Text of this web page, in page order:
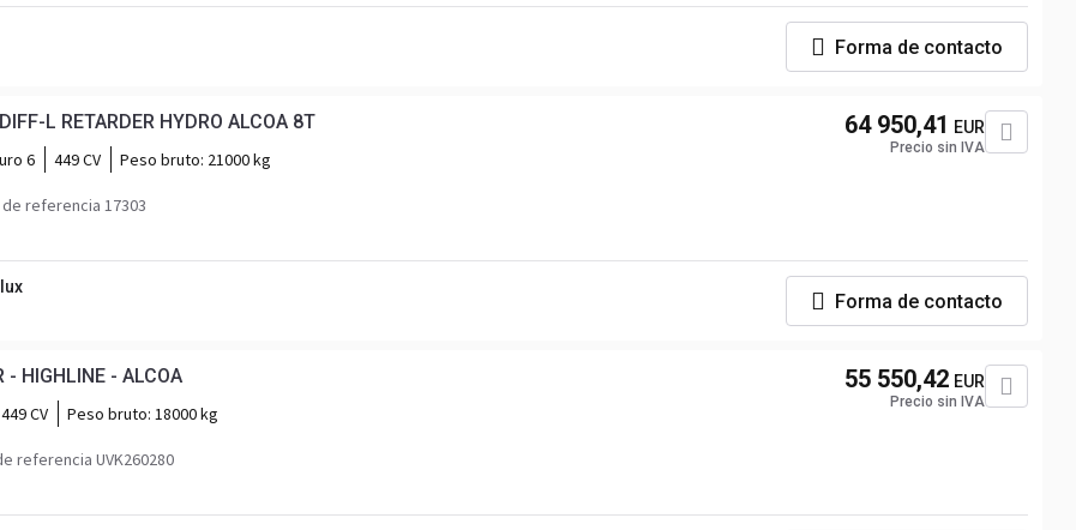
Forma de contacto
L RETARDER HYDRO ALCOA 8T
6 449 CV Peso bruto: 21000 kg
referencia 17303
64 950,41 EUR
Precio sin IVA
Forma de contacto
- HIGHLINE - ALCOA
449 CV Peso bruto: 18000 kg
referencia UVK260280
55 550,42 EUR
Precio sin IVA